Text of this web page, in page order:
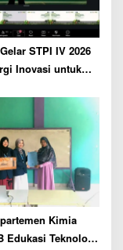
STPI IV 2026
Inovasi untuk
Kimia
Edukasi Teknologi